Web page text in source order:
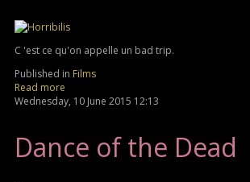
C 'est ce qu'on appelle un bad trip.
Published in Films
Read more
Wednesday, 10 June 2015 12:13
Dance of the Dead